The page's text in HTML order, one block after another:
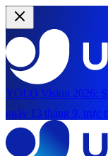
YOLO Vision 2026:
ngày 13 tháng 9, trực